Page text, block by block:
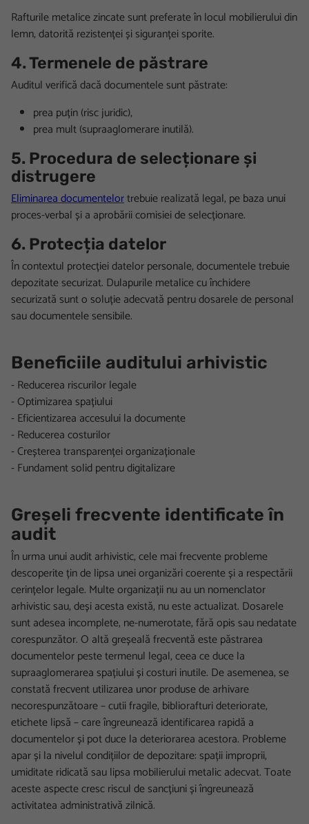
Rafturile metalice zincate sunt preferate în locul mobilierului din
lemn, datorită rezistenței și siguranței sporite.
4. Termenele de păstrare
Auditul verifică dacă documentele sunt păstrate:
prea puțin (risc juridic),
prea mult (supraaglomerare inutilă).
5. Procedura de selecționare și
distrugere
Eliminarea documentelortrebuie realizată legal, pe baza unui
proces-verbal și a aprobării comisiei de selecționare.
6. Protecția datelor
În contextul protecției datelor personale, documentele trebuie
depozitate securizat. Dulapurile metalice cu închidere
securizată sunt o soluție adecvată pentru dosarele de personal
sau documentele sensibile.
Beneficiile auditului arhivistic
- Reducerea riscurilor legale
- Optimizarea spațiului
- Eficientizarea accesului la documente
- Reducerea costurilor
- Creșterea transparenței organizaționale
- Fundament solid pentru digitalizare
Greșeli frecvente identificate în
audit
În urma unui audit arhivistic, cele mai frecvente probleme
descoperite țin de lipsa unei organizări coerente și a respectării
cerințelor legale. Multe organizații nu au un nomenclator
arhivistic sau, deși acesta există, nu este actualizat. Dosarele
sunt adesea incomplete, ne-numerotate, fără opis sau nedatate
corespunzător. O altă greșeală frecventă este păstrarea
documentelor peste termenul legal, ceea ce duce la
supraaglomerarea spațiului și costuri inutile. De asemenea, se
constată frecvent utilizarea unor produse de arhivare
necorespunzătoare – cutii fragile, bibliorafturi deteriorate,
etichete lipsă – care îngreunează identificarea rapidă a
documentelor și pot duce la deteriorarea acestora. Probleme
apar și la nivelul condițiilor de depozitare: spații improprii,
umiditate ridicată sau lipsa mobilierului metalic adecvat. Toate
aceste aspecte cresc riscul de sancțiuni și îngreunează
activitatea administrativă zilnică.